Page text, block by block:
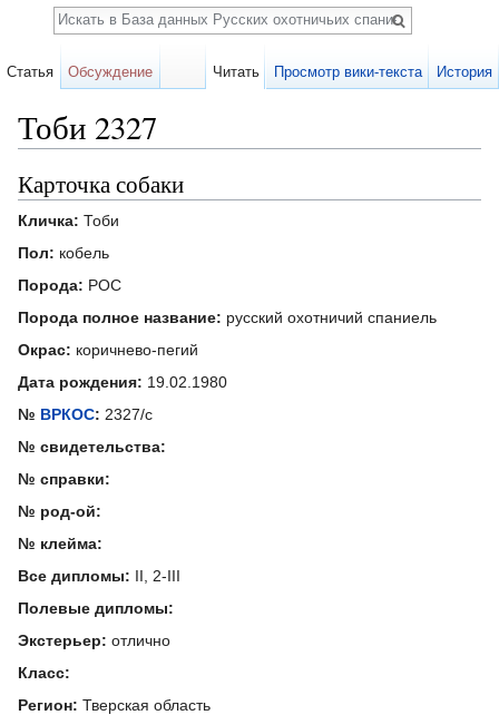
Тоби 2327
Карточка собаки
Кличка: Тоби
Пол: кобель
Порода: РОС
Порода полное название: русский охотничий спаниель
Окрас: коричнево-пегий
Дата рождения: 19.02.1980
№ ВРКОС: 2327/с
№ свидетельства:
№ справки:
№ род-ой:
№ клейма:
Все дипломы: II, 2-III
Полевые дипломы:
Экстерьер: отлично
Класс:
Регион: Тверская область
Статья Обсуждение Читать Просмотр вики-текста История
Поиск